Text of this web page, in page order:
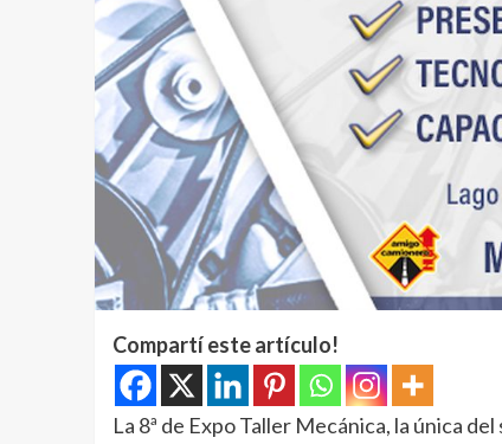
Compartí este artículo!
La 8ª de Expo Taller Mecánica, la única